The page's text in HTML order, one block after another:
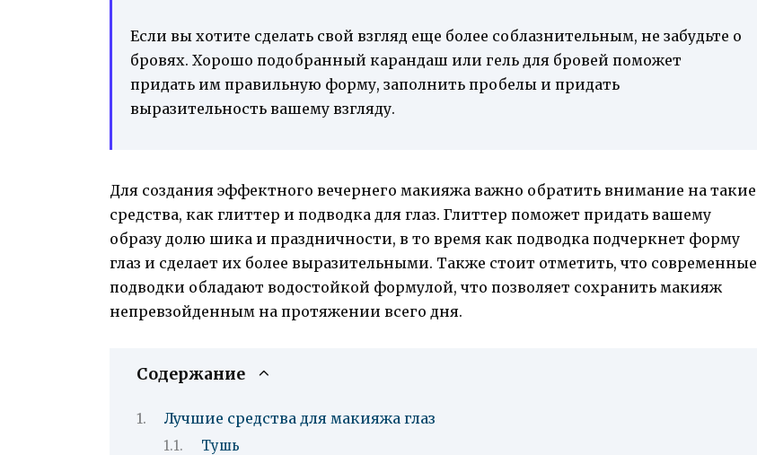
Если вы хотите сделать свой взгляд еще более соблазнительным, не забудьте о
бровях. Хорошо подобранный карандаш или гель для бровей поможет
придать им правильную форму, заполнить пробелы и придать
выразительность вашему взгляду.
Для создания эффектного вечернего макияжа важно обратить внимание на такие
средства, как глиттер и подводка для глаз. Глиттер поможет придать вашему
образу долю шика и праздничности, в то время как подводка подчеркнет форму
глаз и сделает их более выразительными. Также стоит отметить, что современные
подводки обладают водостойкой формулой, что позволяет сохранить макияж
непревзойденным на протяжении всего дня.
Содержание
Лучшие средства для макияжа глаз
Тушь